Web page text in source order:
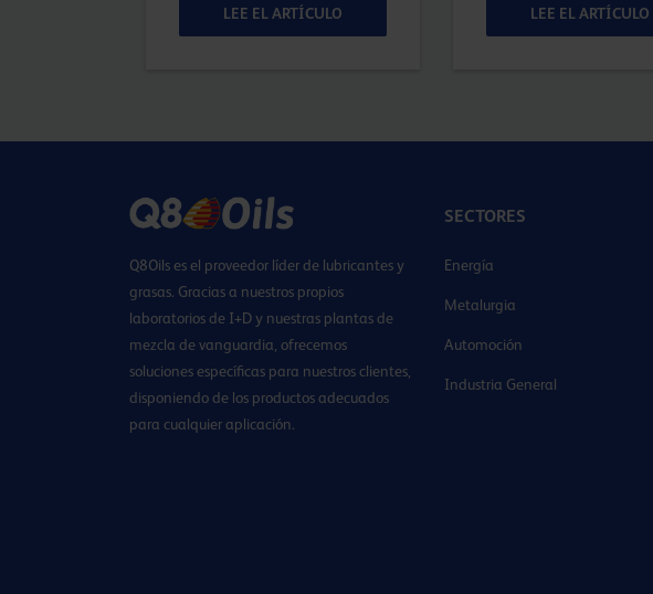
LEE EL ARTÍCULO LEE EL ARTÍCULO
Q8Oils es el proveedor líder de lubricantes y
grasas. Gracias a nuestros propios
laboratorios de I+D y nuestras plantas de
mezcla de vanguardia, ofrecemos
soluciones específicas para nuestros clientes,
disponiendo de los productos adecuados
para cualquier aplicación.
SECTORES
Energía
Metalurgia
Automoción
Industria General